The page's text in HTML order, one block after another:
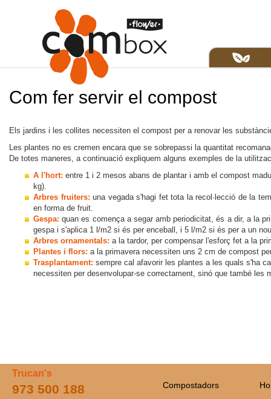
Com fer servir el compost
Els jardins i les collites necessiten el compost per a renovar les
Les plantes no es cremen encara que se sobrepassi la quantitat
De totes maneres, a continuació expliquem alguns exemples de la
A l'hort: entre 1 i 2 mesos abans de plantar i amb el compost
kg).
Arbres fruiters: una vegada s'hagi fet tota la recol·lecció de la
en forma de fruit.
Gespa: quan es comença a segar amb periodicitat, és a dir, a la
gespa i s'aplica 1 l/m2 si és per enceball, i 5 l/m2 si és per a un
Arbres ornamentals: a la tardor, per compensar l'esforç fet a la
Plantes i flors: a la primavera necessiten uns 2 cm de compost
Trasplantament: sempre cal afavorir les plantes a les quals s'ha
necessiten per desenvolupar-se correctament, sinó que també
Trucan's
973 500 188 Compostadors